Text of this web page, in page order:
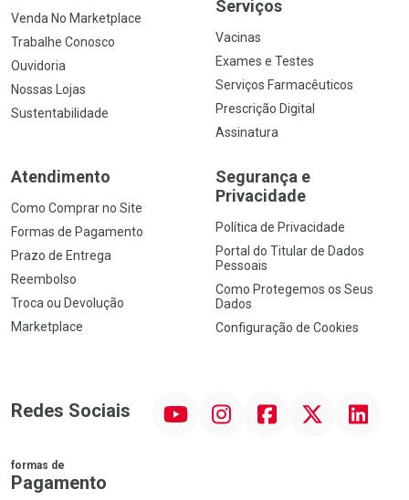
Venda No Marketplace
Trabalhe Conosco
Ouvidoria
Nossas Lojas
Sustentabilidade
Serviços
Vacinas
Exames e Testes
Serviços Farmacêuticos
Prescrição Digital
Assinatura
Atendimento
Como Comprar no Site
Formas de Pagamento
Prazo de Entrega
Reembolso
Troca ou Devolução
Marketplace
Segurança e
Privacidade
Política de Privacidade
Portal do Titular de Dados
Pessoais
Como Protegemos os Seus
Dados
Configuração de Cookies
Redes Sociais InstagramFacebook Linkedin
formas de
Pagamento